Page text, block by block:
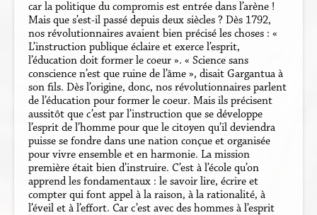
car la politique du compromis est entrée dans l’arène !
Mais que s’est-il passé depuis deux siècles ? Dès 1792,
nos révolutionnaires avaient bien précisé les choses : «
L’instruction publique éclaire et exerce l’esprit,
l’éducation doit former le coeur ». « Science sans
conscience n’est que ruine de l’âme », disait Gargantua à
son fils. Dès l’origine, donc, nos révolutionnaires parlent
de l’éducation pour former le coeur. Mais ils précisent
aussitôt que c’est par l’instruction que se développe
l’esprit de l’homme pour que le citoyen qu’il deviendra
puisse se fondre dans une nation conçue et organisée
pour vivre ensemble et en harmonie. La mission
première était bien d’instruire. C’est à l’école qu’on
apprend les fondamentaux : le savoir lire, écrire et
compter qui font appel à la raison, à la rationalité, à
l’éveil et à l’effort. Car c’est avec des hommes à l’esprit